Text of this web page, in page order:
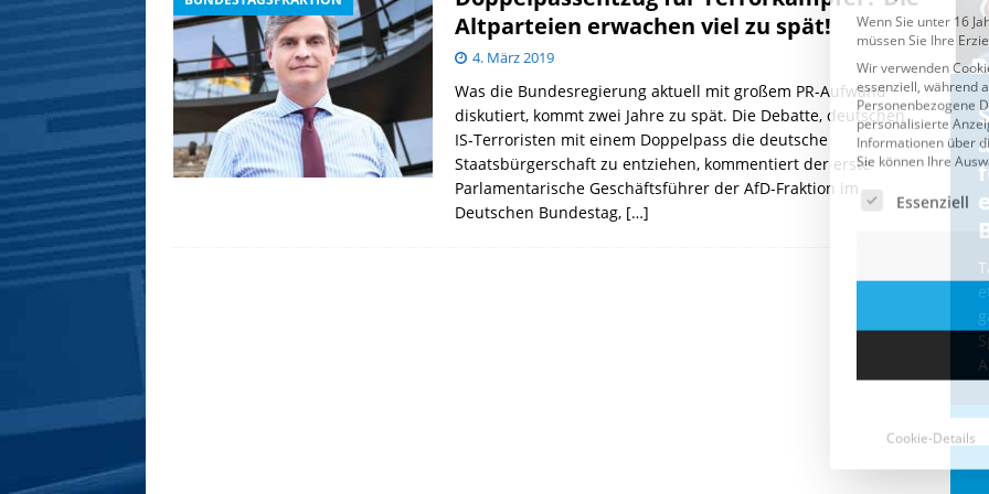
Altparteien erwachen viel zu spät!
4. März 2019
Was die Bundesregierung aktuell mit großem PR-Aufwand
diskutiert, kommt zwei Jahre zu spät. Die Debatte, deutschen
IS-Terroristen mit einem Doppelpass die deutsche
Staatsbürgerschaft zu entziehen, kommentiert der erste
Parlamentarische Geschäftsführer der AfD-Fraktion im
Deutschen Bundestag, […]
CDU & Ampel wollen nach
der Wahl wieder Afghanen
einfliegen: Zeit für ein
Asylmoratorium!
Stimmung wegen der von Afghanen
Cookie-Details